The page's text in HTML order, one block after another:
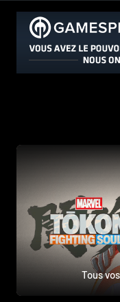
Tous